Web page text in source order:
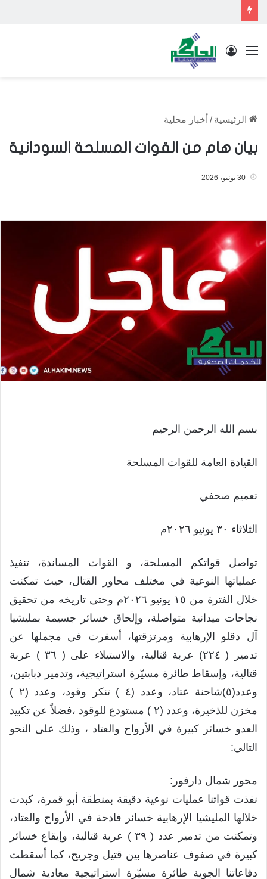
القائمة تسجيل الدخول
الرئيسية / أخبار محلية
بيان هام من القوات المسلحة السودانية
30 يونيو، 2026
بسم الله الرحمن الرحيم
القيادة العامة للقوات المسلحة
تعميم صحفي
الثلاثاء ٣٠ يونيو ٢٠٢٦م
تواصل قواتكم المسلحة، و القوات المساندة، تنفيذ
عملياتها النوعية في مختلف محاور القتال، حيث تمكنت
خلال الفترة من ١٥ يونيو ٢٠٢٦م وحتى تاريخه من تحقيق
نجاحات ميدانية متواصلة، وإلحاق خسائر جسيمة بمليشيا
آل دقلو الإرهابية ومرتزقتها، أسفرت في مجملها عن
تدمير ( ٢٢٤) عربة قتالية، والاستيلاء على ( ٣٦ ) عربة
قتالية، وإسقاط طائرة مسيّرة استراتيجية، وتدمير دبابتين،
وعدد(٥)شاحنة عتاد، وعدد (٤ ) تنكر وقود، وعدد (٢ )
مخزن للذخيرة، وعدد (٢ ) مستودع للوقود ،فضلاً عن تكبيد
العدو خسائر كبيرة في الأرواح والعتاد ، وذلك على النحو
التالي:
محور شمال دارفور:
نفذت قواتنا عمليات نوعية دقيقة بمنطقة أبو قمرة، كبدت
خلالها المليشيا الإرهابية خسائر فادحة في الأرواح والعتاد،
وتمكنت من تدمير عدد ( ٣٩ ) عربة قتالية، وإيقاع خسائر
كبيرة في صفوف عناصرها بين قتيل وجريح، كما أسقطت
دفاعاتنا الجوية طائرة مسيّرة استراتيجية معادية شمال